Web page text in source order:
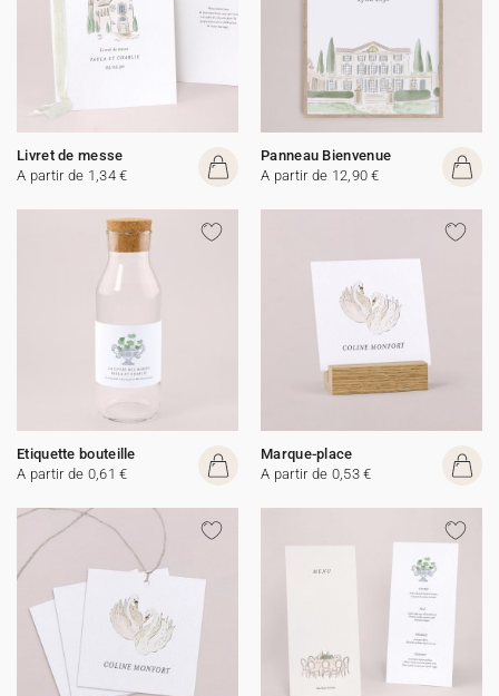
Livret de messe
A partir de 1,34 €
Panneau Bienvenue
A partir de 12,90 €
Etiquette bouteille
A partir de 0,61 €
Marque-place
A partir de 0,53 €